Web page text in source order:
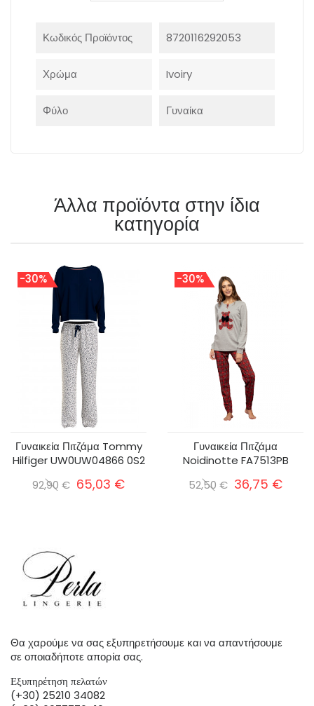
Κωδικός Προϊόντος 8720116292053
Χρώμα Ivoiry
Φύλο Γυναίκα
Άλλα προϊόντα στην ίδια
κατηγορία
-30%
Γυναικεία Πιτζάμα Tommy
Hilfiger UW0UW04866 0S2
92,90 € 65,03 €
-30%
Γυναικεία Πιτζάμα
Noidinotte FA7513PB
52,50 € 36,75 €
Θα χαρούμε να σας εξυπηρετήσουμε και να απαντήσουμε
σε οποιαδήποτε απορία σας.
Εξυπηρέτηση πελατών
(+30) 25210 34082